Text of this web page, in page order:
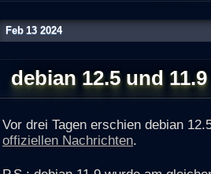
Feb 13 2024
debian 12.5 und
Vor drei Tagen erschien debian
offiziellen Nachrichten.